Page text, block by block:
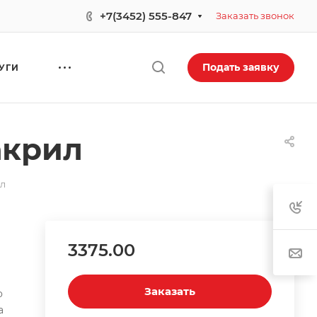
+7(3452) 555-847 Заказать звонок
Подать заявку
3375.00
Заказать